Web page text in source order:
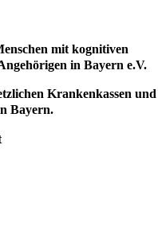
mit kognitiven
in Bayern e.V.
Krankenkassen und
Bayern.